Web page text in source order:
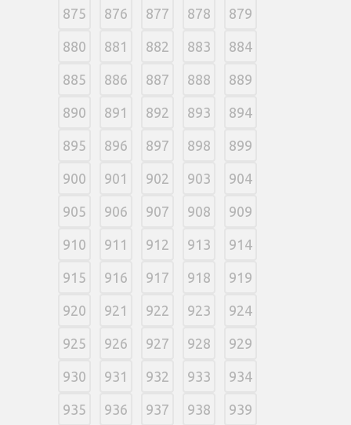
875 876 877 878 879
880 881 882 883 884
885 886 887 888 889
890 891 892 893 894
895 896 897 898 899
900 901 902 903 904
905 906 907 908 909
910 911 912 913 914
915 916 917 918 919
920 921 922 923 924
925 926 927 928 929
930 931 932 933 934
935 936 937 938 939